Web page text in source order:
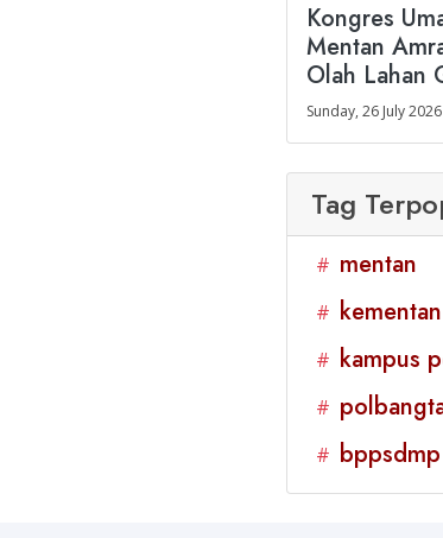
Kongres
Mentan
Olah Lahan
Sunday, 26 July
Tag
# mentan
# kementan
# kampus
#
# bppsdmp